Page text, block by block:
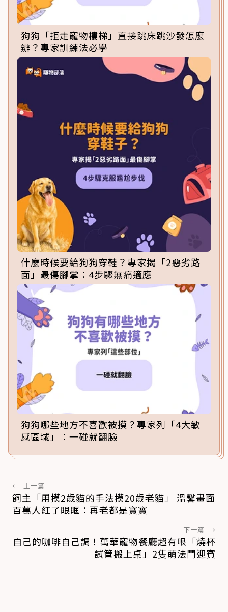
狗狗「拒走寵物樓梯」直接跳床跳沙發怎麼
辦？專家訓練法必學
什麼時候要給狗狗穿鞋？專家揭「2惡劣路
面」最傷腳掌：4步驟無痛適應
狗狗哪些地方不喜歡被摸？專家列「4大敏
感區域」：一碰就翻臉
← 上一篇
飼主「用摸2歲貓的手法摸20歲老貓」 溫馨畫面
百萬人紅了眼眶：再老都是寶寶
下一篇 →
自己的咖啡自己調！萬華寵物餐廳超有哏「燒杯
試管搬上桌」2隻萌法鬥迎賓